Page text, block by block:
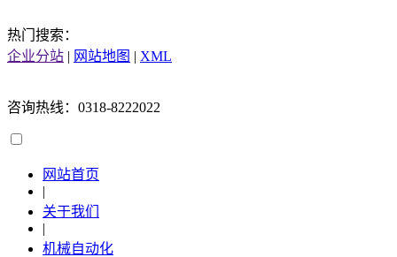
热门搜索：
企业分站 | 网站地图 | XML
咨询热线：0318-8222022
网站首页
|
关于我们
|
机械自动化